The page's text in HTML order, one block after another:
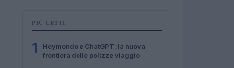
PIÙ LETTI
1
Heymondo e ChatGPT: la nuova
frontiera delle polizze viaggio